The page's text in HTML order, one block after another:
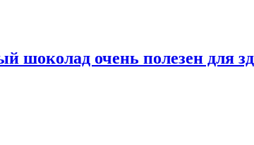
шоколад очень полезен для